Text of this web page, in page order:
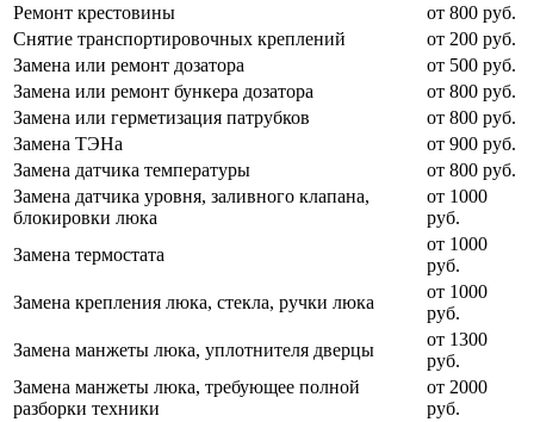
Ремонт крестовины
от 800 руб.
Снятие транспортировочных креплений
от 200 руб.
Замена или ремонт дозатора
от 500 руб.
Замена или ремонт бункера дозатора
от 800 руб.
Замена или герметизация патрубков
от 800 руб.
Замена ТЭНа
от 900 руб.
Замена датчика температуры
от 800 руб.
Замена датчика уровня, заливного клапана,
блокировки люка
от 1000
руб.
Замена термостата
от 1000
руб.
Замена крепления люка, стекла, ручки люка
от 1000
руб.
Замена манжеты люка, уплотнителя дверцы
от 1300
руб.
Замена манжеты люка, требующее полной
разборки техники
от 2000
руб.